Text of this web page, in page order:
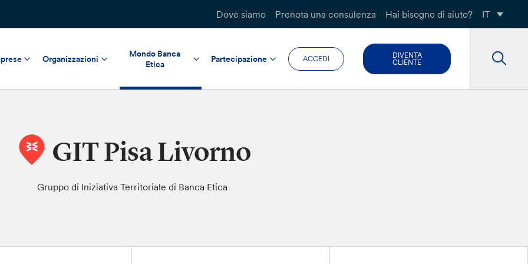
Dove siamo Prenota una consulenza Hai bisogno di aiuto? IT
Organizzazioni
Mondo Banca
Etica
Partecipazione ACCEDI
DIVENTA
CLIENTE
GIT Pisa Livorno
Gruppo di Iniziativa Territoriale di Banca Etica